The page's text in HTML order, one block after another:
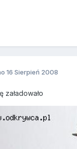
16 Sierpień 2008
załadowało